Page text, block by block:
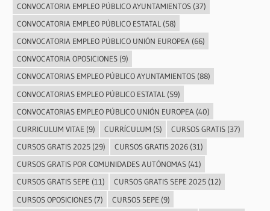
CONVOCATORIA EMPLEO PÚBLICO AYUNTAMIENTOS(37)
CONVOCATORIA EMPLEO PÚBLICO ESTATAL (58)
CONVOCATORIA EMPLEO PÚBLICO UNIÓN EUROPEA (66)
CONVOCATORIA OPOSICIONES(9)
CONVOCATORIAS EMPLEO PÚBLICO AYUNTAMIENTOS(88)
CONVOCATORIAS EMPLEO PÚBLICO ESTATAL (59)
CONVOCATORIAS EMPLEO PÚBLICO UNIÓN EUROPEA (40)
CURRICULUM VITAE (9) CURRÍCULUM (5) CURSOS GRATIS(37)
CURSOS GRATIS 2025(29) CURSOS GRATIS 2026(31)
CURSOS GRATIS POR COMUNIDADES AUTÓNOMAS(41)
CURSOS GRATIS SEPE (11) CURSOS GRATIS SEPE 2025(12)
CURSOS OPOSICIONES(7) CURSOS SEPE (9)